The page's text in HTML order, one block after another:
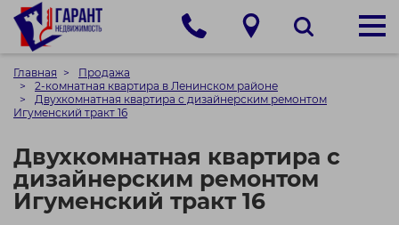
Главная
Продажа
2-комнатная квартира в Ленинском районе
Двухкомнатная квартира с дизайнерским ремонтом
Игуменский тракт 16
Двухкомнатная квартира с
дизайнерским ремонтом
Игуменский тракт 16